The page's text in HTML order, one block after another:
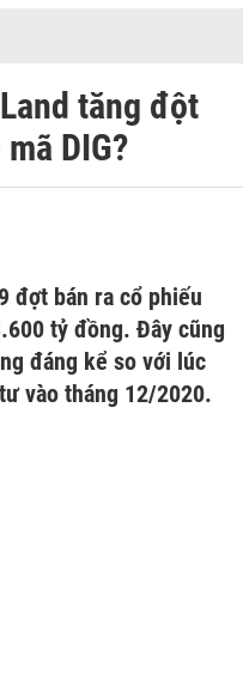
tăng đột
DIG?
đợt bán ra cổ phiếu
tỷ đồng. Đây cũng
đáng kể so với lúc
vào tháng 12/2020.